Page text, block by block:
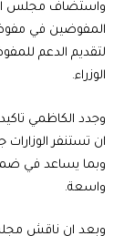
واستضاف مجلس
المفوضين في مفوضية
لتقديم الدعم
الوزراء.
وجدد الكاظمي
ان تستنفر
وبما يساعد في ضمان
واسعة.
وبعد ان ناقش